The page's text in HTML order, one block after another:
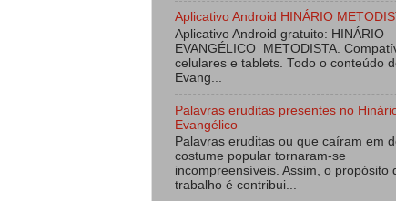
Aplicativo Android HINÁRIO
Aplicativo Android gratuito: HINÁRIO
EVANGÉLICO METODISTA.
celulares e tablets. Todo o conteúdo
Evang...
Palavras eruditas presentes no
Evangélico
Palavras eruditas ou que caíram em
costume popular tornaram-se
incompreensíveis. Assim, o propósito
trabalho é contribui...